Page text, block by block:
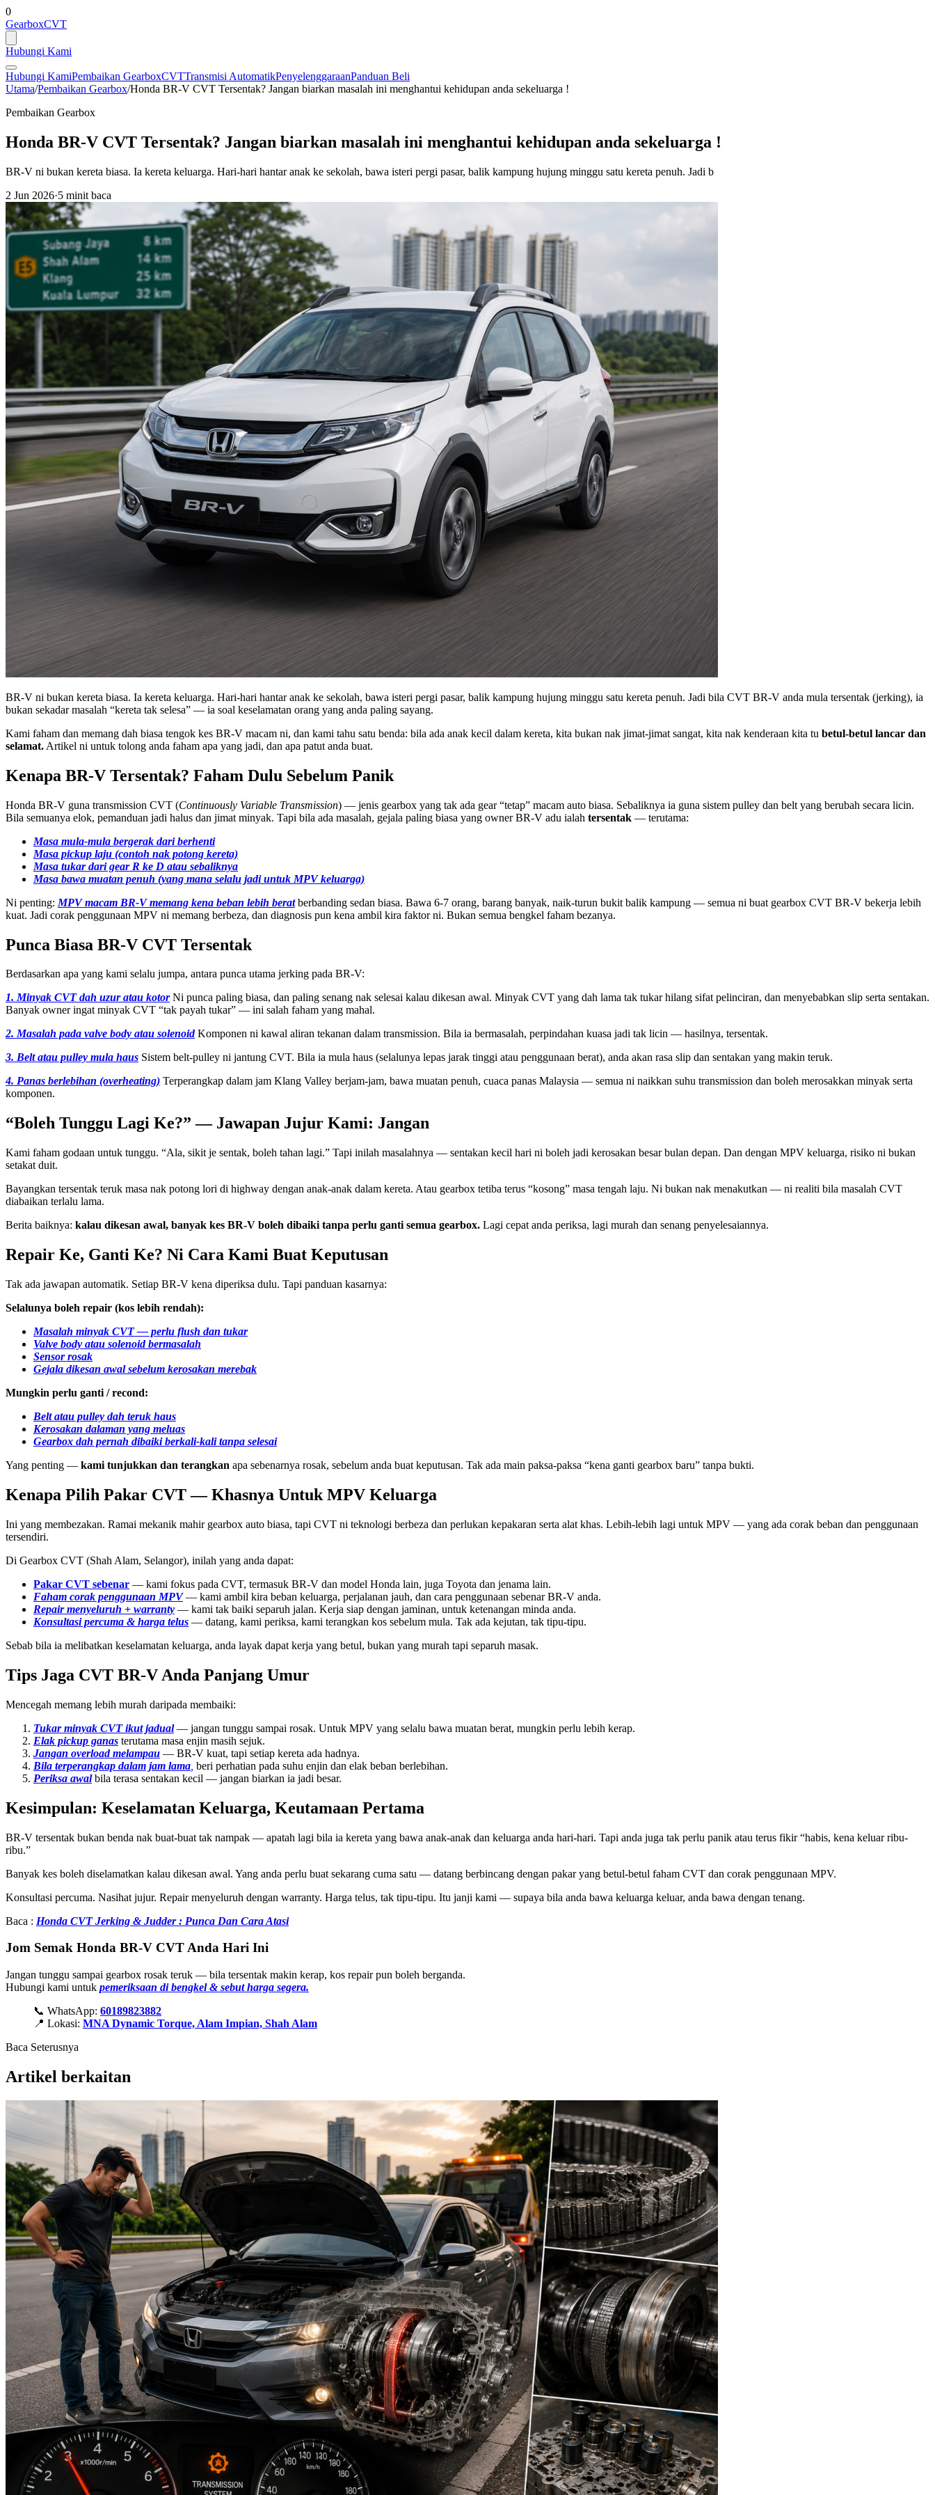
0
GearboxCVT
Hubungi Kami
Hubungi KamiPembaikan GearboxCVTTransmisi AutomatikPenyelenggaraanPanduan Beli
Utama/Pembaikan Gearbox/Honda BR-V CVT Tersentak? Jangan biarkan masalah ini menghantui kehidupan anda sekeluarga !
Pembaikan Gearbox
Honda BR-V CVT Tersentak? Jangan biarkan masalah ini menghantui kehidupan anda sekeluarga !
BR-V ni bukan kereta biasa. Ia kereta keluarga. Hari-hari hantar anak ke sekolah, bawa isteri pergi pasar, balik kampung hujung minggu satu kereta penuh. Jadi b
2 Jun 2026·5 minit baca
BR-V ni bukan kereta biasa. Ia kereta keluarga. Hari-hari hantar anak ke sekolah, bawa isteri pergi pasar, balik kampung hujung minggu satu kereta penuh. Jadi bila CVT BR-V anda mula tersentak (jerking), ia
bukan sekadar masalah “kereta tak selesa” — ia soal keselamatan orang yang anda paling sayang.
Kami faham dan memang dah biasa tengok kes BR-V macam ni, dan kami tahu satu benda: bila ada anak kecil dalam kereta, kita bukan nak jimat-jimat sangat, kita nak kenderaan kita tu betul-betul lancar dan
selamat. Artikel ni untuk tolong anda faham apa yang jadi, dan apa patut anda buat.
Kenapa BR-V Tersentak? Faham Dulu Sebelum Panik
Honda BR-V guna transmission CVT (Continuously Variable Transmission) — jenis gearbox yang tak ada gear “tetap” macam auto biasa. Sebaliknya ia guna sistem pulley dan belt yang berubah secara licin.
Bila semuanya elok, pemanduan jadi halus dan jimat minyak. Tapi bila ada masalah, gejala paling biasa yang owner BR-V adu ialah tersentak — terutama:
Masa mula-mula bergerak dari berhenti
Masa pickup laju (contoh nak potong kereta)
Masa tukar dari gear R ke D atau sebaliknya
Masa bawa muatan penuh (yang mana selalu jadi untuk MPV keluarga)
Ni penting: MPV macam BR-V memang kena beban lebih beratberbanding sedan biasa. Bawa 6-7 orang, barang banyak, naik-turun bukit balik kampung — semua ni buat gearbox CVT BR-V bekerja lebih
kuat. Jadi corak penggunaan MPV ni memang berbeza, dan diagnosis pun kena ambil kira faktor ni. Bukan semua bengkel faham bezanya.
Punca Biasa BR-V CVT Tersentak
Berdasarkan apa yang kami selalu jumpa, antara punca utama jerking pada BR-V:
1. Minyak CVT dah uzur atau kotorNi punca paling biasa, dan paling senang nak selesai kalau dikesan awal. Minyak CVT yang dah lama tak tukar hilang sifat pelinciran, dan menyebabkan slip serta sentakan.
Banyak owner ingat minyak CVT “tak payah tukar” — ini salah faham yang mahal.
2. Masalah pada valve body atau solenoidKomponen ni kawal aliran tekanan dalam transmission. Bila ia bermasalah, perpindahan kuasa jadi tak licin — hasilnya, tersentak.
3. Belt atau pulley mula haus Sistem belt-pulley ni jantung CVT. Bila ia mula haus (selalunya lepas jarak tinggi atau penggunaan berat), anda akan rasa slip dan sentakan yang makin teruk.
4. Panas berlebihan (overheating) Terperangkap dalam jam Klang Valley berjam-jam, bawa muatan penuh, cuaca panas Malaysia — semua ni naikkan suhu transmission dan boleh merosakkan minyak serta
komponen.
“Boleh Tunggu Lagi Ke?” — Jawapan Jujur Kami: Jangan
Kami faham godaan untuk tunggu. “Ala, sikit je sentak, boleh tahan lagi.” Tapi inilah masalahnya — sentakan kecil hari ni boleh jadi kerosakan besar bulan depan. Dan dengan MPV keluarga, risiko ni bukan
setakat duit.
Bayangkan tersentak teruk masa nak potong lori di highway dengan anak-anak dalam kereta. Atau gearbox tetiba terus “kosong” masa tengah laju. Ni bukan nak menakutkan — ni realiti bila masalah CVT
diabaikan terlalu lama.
Berita baiknya: kalau dikesan awal, banyak kes BR-V boleh dibaiki tanpa perlu ganti semua gearbox. Lagi cepat anda periksa, lagi murah dan senang penyelesaiannya.
Repair Ke, Ganti Ke? Ni Cara Kami Buat Keputusan
Tak ada jawapan automatik. Setiap BR-V kena diperiksa dulu. Tapi panduan kasarnya:
Selalunya boleh repair (kos lebih rendah):
Masalah minyak CVT — perlu flush dan tukar
Valve body atau solenoid bermasalah
Sensor rosak
Gejala dikesan awal sebelum kerosakan merebak
Mungkin perlu ganti / recond:
Belt atau pulley dah teruk haus
Kerosakan dalaman yang meluas
Gearbox dah pernah dibaiki berkali-kali tanpa selesai
Yang penting — kami tunjukkan dan terangkan apa sebenarnya rosak, sebelum anda buat keputusan. Tak ada main paksa-paksa “kena ganti gearbox baru” tanpa bukti.
Kenapa Pilih Pakar CVT — Khasnya Untuk MPV Keluarga
Ini yang membezakan. Ramai mekanik mahir gearbox auto biasa, tapi CVT ni teknologi berbeza dan perlukan kepakaran serta alat khas. Lebih-lebih lagi untuk MPV — yang ada corak beban dan penggunaan
tersendiri.
Di Gearbox CVT (Shah Alam, Selangor), inilah yang anda dapat:
Pakar CVT sebenar — kami fokus pada CVT, termasuk BR-V dan model Honda lain, juga Toyota dan jenama lain.
Faham corak penggunaan MPV— kami ambil kira beban keluarga, perjalanan jauh, dan cara penggunaan sebenar BR-V anda.
Repair menyeluruh + warranty — kami tak baiki separuh jalan. Kerja siap dengan jaminan, untuk ketenangan minda anda.
Konsultasi percuma & harga telus — datang, kami periksa, kami terangkan kos sebelum mula. Tak ada kejutan, tak tipu-tipu.
Sebab bila ia melibatkan keselamatan keluarga, anda layak dapat kerja yang betul, bukan yang murah tapi separuh masak.
Tips Jaga CVT BR-V Anda Panjang Umur
Mencegah memang lebih murah daripada membaiki:
Tukar minyak CVT ikut jadual— jangan tunggu sampai rosak. Untuk MPV yang selalu bawa muatan berat, mungkin perlu lebih kerap.
Elak pickup ganas terutama masa enjin masih sejuk.
Jangan overload melampau — BR-V kuat, tapi setiap kereta ada hadnya.
Bila terperangkap dalam jam lama beri perhatian pada suhu enjin dan elak beban berlebihan.
Periksa awalbila terasa sentakan kecil — jangan biarkan ia jadi besar.
Kesimpulan: Keselamatan Keluarga, Keutamaan Pertama
BR-V tersentak bukan benda nak buat-buat tak nampak — apatah lagi bila ia kereta yang bawa anak-anak dan keluarga anda hari-hari. Tapi anda juga tak perlu panik atau terus fikir “habis, kena keluar ribu-
ribu.”
Banyak kes boleh diselamatkan kalau dikesan awal. Yang anda perlu buat sekarang cuma satu — datang berbincang dengan pakar yang betul-betul faham CVT dan corak penggunaan MPV.
Konsultasi percuma. Nasihat jujur. Repair menyeluruh dengan warranty. Harga telus, tak tipu-tipu. Itu janji kami — supaya bila anda bawa keluarga keluar, anda bawa dengan tenang.
Baca : Honda CVT Jerking & Judder : Punca Dan Cara Atasi
Jom Semak Honda BR-V CVT Anda Hari Ini
Jangan tunggu sampai gearbox rosak teruk — bila tersentak makin kerap, kos repair pun boleh berganda.
Hubungi kami untuk pemeriksaan di bengkel & sebut harga segera.
📞 WhatsApp: 60189823882
📍 Lokasi: MNA Dynamic Torque, Alam Impian, Shah Alam
Baca Seterusnya
Artikel berkaitan